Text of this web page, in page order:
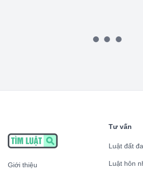
Giới thiệu
Tư vấn
Luật đất
Luật hôn